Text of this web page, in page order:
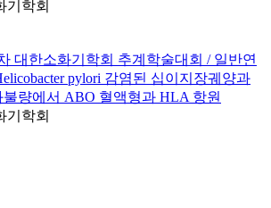
기학회
대한소화기학회 추계학술대회 / 일반연
pylori 감염된 십이지장궤양과
량에서 ABO 혈액형과 HLA 항원
기학회